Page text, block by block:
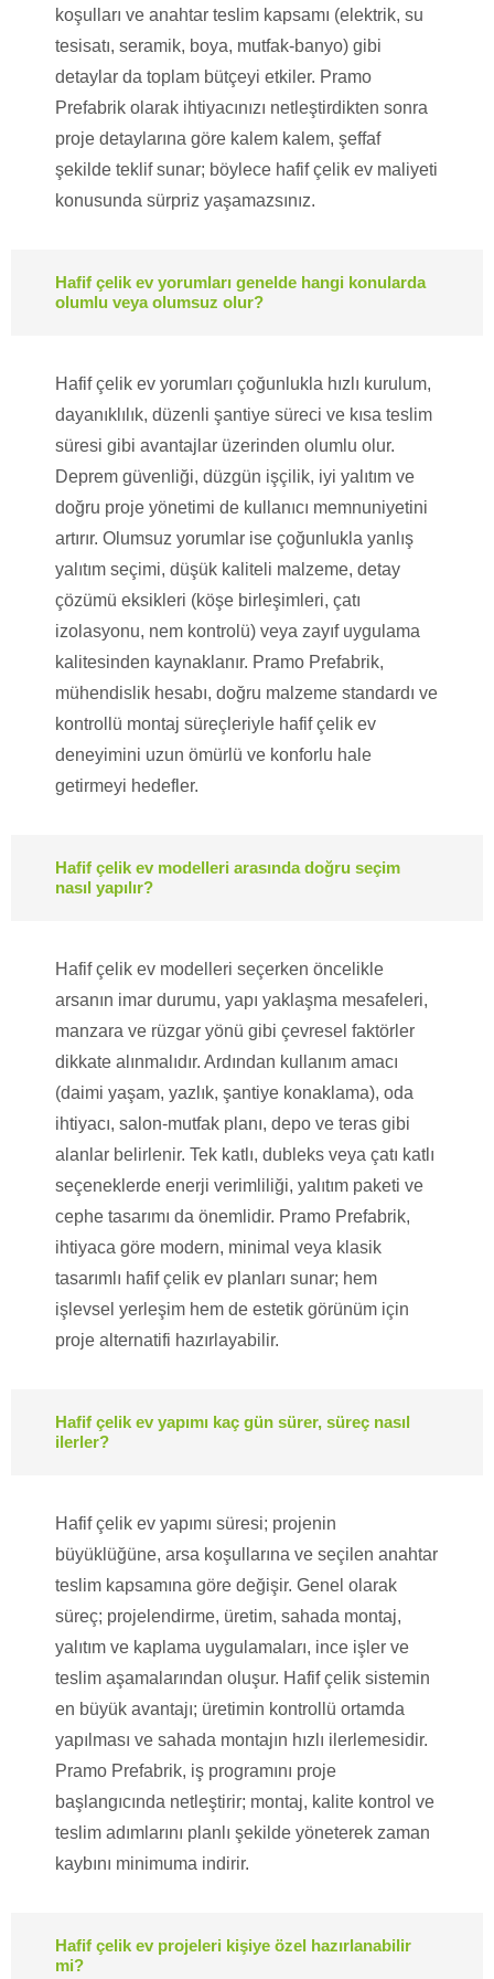
koşulları ve anahtar teslim kapsamı (elektrik, su
tesisatı, seramik, boya, mutfak-banyo) gibi
detaylar da toplam bütçeyi etkiler. Pramo
Prefabrik olarak ihtiyacınızı netleştirdikten sonra
proje detaylarına göre kalem kalem, şeffaf
şekilde teklif sunar; böylece hafif çelik ev maliyeti
konusunda sürpriz yaşamazsınız.
Hafif çelik ev yorumları genelde hangi konularda
olumlu veya olumsuz olur?
Hafif çelik ev yorumları çoğunlukla hızlı kurulum,
dayanıklılık, düzenli şantiye süreci ve kısa teslim
süresi gibi avantajlar üzerinden olumlu olur.
Deprem güvenliği, düzgün işçilik, iyi yalıtım ve
doğru proje yönetimi de kullanıcı memnuniyetini
artırır. Olumsuz yorumlar ise çoğunlukla yanlış
yalıtım seçimi, düşük kaliteli malzeme, detay
çözümü eksikleri (köşe birleşimleri, çatı
izolasyonu, nem kontrolü) veya zayıf uygulama
kalitesinden kaynaklanır. Pramo Prefabrik,
mühendislik hesabı, doğru malzeme standardı ve
kontrollü montaj süreçleriyle hafif çelik ev
deneyimini uzun ömürlü ve konforlu hale
getirmeyi hedefler.
Hafif çelik ev modelleri arasında doğru seçim
nasıl yapılır?
Hafif çelik ev modelleri seçerken öncelikle
arsanın imar durumu, yapı yaklaşma mesafeleri,
manzara ve rüzgar yönü gibi çevresel faktörler
dikkate alınmalıdır. Ardından kullanım amacı
(daimi yaşam, yazlık, şantiye konaklama), oda
ihtiyacı, salon-mutfak planı, depo ve teras gibi
alanlar belirlenir. Tek katlı, dubleks veya çatı katlı
seçeneklerde enerji verimliliği, yalıtım paketi ve
cephe tasarımı da önemlidir. Pramo Prefabrik,
ihtiyaca göre modern, minimal veya klasik
tasarımlı hafif çelik ev planları sunar; hem
işlevsel yerleşim hem de estetik görünüm için
proje alternatifi hazırlayabilir.
Hafif çelik ev yapımı kaç gün sürer, süreç nasıl
ilerler?
Hafif çelik ev yapımı süresi; projenin
büyüklüğüne, arsa koşullarına ve seçilen anahtar
teslim kapsamına göre değişir. Genel olarak
süreç; projelendirme, üretim, sahada montaj,
yalıtım ve kaplama uygulamaları, ince işler ve
teslim aşamalarından oluşur. Hafif çelik sistemin
en büyük avantajı; üretimin kontrollü ortamda
yapılması ve sahada montajın hızlı ilerlemesidir.
Pramo Prefabrik, iş programını proje
başlangıcında netleştirir; montaj, kalite kontrol ve
teslim adımlarını planlı şekilde yöneterek zaman
kaybını minimuma indirir.
Hafif çelik ev projeleri kişiye özel hazırlanabilir
mi?